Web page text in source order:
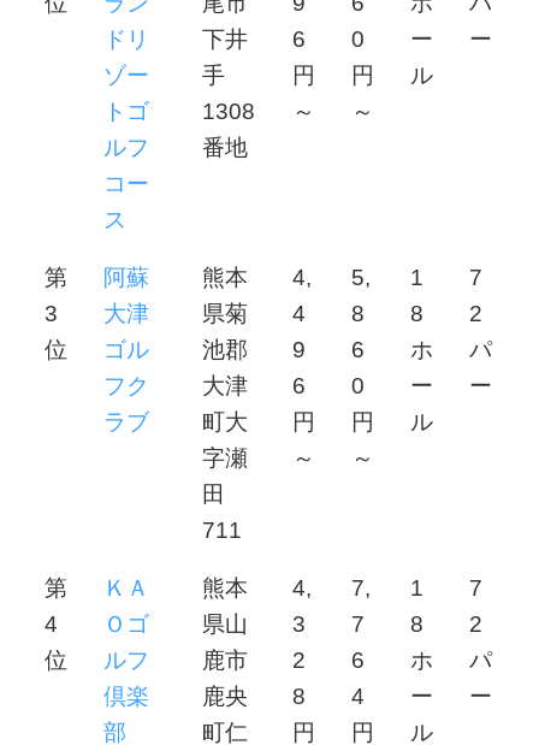
ドリ
ゾー
トゴ
ルフ
コー
ス
下井
手
1308
番地
6
円
～
0
円
～
ー
ル
ー
第
3
位
阿蘇
大津
ゴル
フク
ラブ
熊本
県菊
池郡
大津
町大
字瀬
田
711
4,
4
9
6
円
～
5,
8
6
0
円
～
1
8
ホ
ー
ル
7
2
パ
ー
第
4
位
ＫＡ
Ｏゴ
ルフ
倶楽
部
熊本
県山
鹿市
鹿央
町仁
4,
3
2
8
円
7,
7
6
4
円
1
8
ホ
ー
ル
7
2
パ
ー